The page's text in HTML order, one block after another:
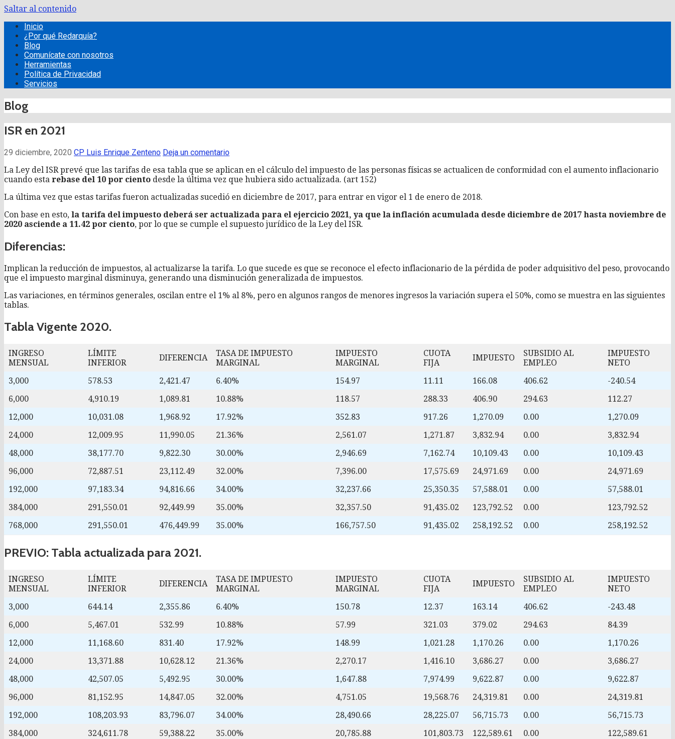
Saltar al contenido
Inicio
¿Por qué Redarquía?
Blog
Comunícate con nosotros
Herramientas
Política de Privacidad
Servicios
Blog
ISR en 2021
29 diciembre, 2020 CP Luis Enrique Zenteno Deja un comentario
La Ley del ISR prevé que las tarifas de esa tabla que se aplican en el cálculo del impuesto de las personas físicas se actualicen de conformidad con el aumento inflacionario
cuando esta rebase del 10 por ciento desde la última vez que hubiera sido actualizada. (art 152)
La última vez que estas tarifas fueron actualizadas sucedió en diciembre de 2017, para entrar en vigor el 1 de enero de 2018.
Con base en esto, la tarifa del impuesto deberá ser actualizada para el ejercicio 2021, ya que la inflación acumulada desde diciembre de 2017 hasta noviembre de
2020 asciende a 11.42 por ciento, por lo que se cumple el supuesto jurídico de la Ley del ISR.
Diferencias:
Implican la reducción de impuestos, al actualizarse la tarifa. Lo que sucede es que se reconoce el efecto inflacionario de la pérdida de poder adquisitivo del peso, provocando
que el impuesto marginal disminuya, generando una disminución generalizada de impuestos.
Las variaciones, en términos generales, oscilan entre el 1% al 8%, pero en algunos rangos de menores ingresos la variación supera el 50%, como se muestra en las siguientes
tablas.
Tabla Vigente 2020.
INGRESO
MENSUAL
LÍMITE
INFERIOR
DIFERENCIA
TASA DE IMPUESTO
MARGINAL
IMPUESTO
MARGINAL
CUOTA
FIJA
IMPUESTO
SUBSIDIO AL
EMPLEO
IMPUESTO
NETO
3,000
578.53 2,421.47 6.40% 154.97 11.11 166.08 406.62
-240.54
6,000
4,910.19 1,089.81 10.88% 118.57 288.33 406.90 294.63
112.27
12,000
10,031.08 1,968.92 17.92% 352.83 917.26 1,270.09 0.00
1,270.09
24,000
12,009.95 11,990.05 21.36% 2,561.07 1,271.87 3,832.94 0.00
3,832.94
48,000
38,177.70 9,822.30 30.00% 2,946.69 7,162.74 10,109.43 0.00
10,109.43
96,000
72,887.51 23,112.49 32.00% 7,396.00 17,575.69 24,971.69 0.00
24,971.69
192,000
97,183.34 94,816.66 34.00% 32,237.66 25,350.35 57,588.01 0.00
57,588.01
384,000
291,550.01 92,449.99 35.00% 32,357.50 91,435.02 123,792.52 0.00
123,792.52
768,000
291,550.01 476,449.99 35.00% 166,757.50 91,435.02 258,192.52 0.00 258,192.52
PREVIO: Tabla actualizada para 2021.
INGRESO
MENSUAL
LÍMITE
INFERIOR
DIFERENCIA
TASA DE IMPUESTO
MARGINAL
IMPUESTO
MARGINAL
CUOTA
FIJA
IMPUESTO
SUBSIDIO AL
EMPLEO
IMPUESTO
NETO
3,000
644.14 2,355.86 6.40% 150.78 12.37 163.14 406.62
-243.48
6,000
5,467.01 532.99 10.88% 57.99 321.03 379.02 294.63
84.39
12,000
11,168.60 831.40 17.92% 148.99 1,021.28 1,170.26 0.00
1,170.26
24,000
13,371.88 10,628.12 21.36% 2,270.17 1,416.10 3,686.27 0.00
3,686.27
48,000
42,507.05 5,492.95 30.00% 1,647.88 7,974.99 9,622.87 0.00
9,622.87
96,000
81,152.95 14,847.05 32.00% 4,751.05 19,568.76 24,319.81 0.00
24,319.81
192,000
108,203.93 83,796.07 34.00% 28,490.66 28,225.07 56,715.73 0.00
56,715.73
384,000
324,611.78 59,388.22 35.00% 20,785.88 101,803.73 122,589.61 0.00
122,589.61